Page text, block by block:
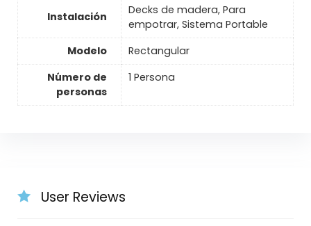
Instalación
Decks de madera, Para
empotrar, Sistema Portable
Modelo
Rectangular
Número de
personas
1 Persona
User Reviews